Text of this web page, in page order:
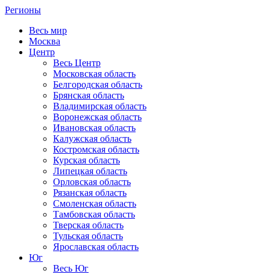
Регионы
Весь мир
Москва
Центр
Весь Центр
Московская область
Белгородская область
Брянская область
Владимирская область
Воронежская область
Ивановская область
Калужская область
Костромская область
Курская область
Липецкая область
Орловская область
Рязанская область
Смоленская область
Тамбовская область
Тверская область
Тульская область
Ярославская область
Юг
Весь Юг